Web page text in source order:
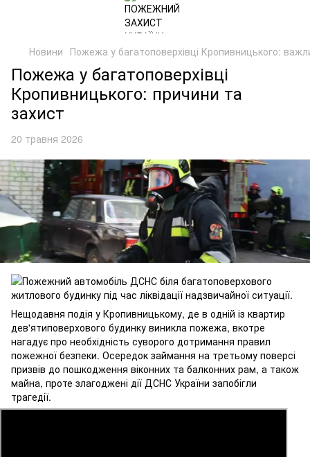
Новини Пожежа у багатоповерхівці Кропивницького:
Пожежа у багатоповерхівці
Кропивницького: причини та
захист
20 травня 2026
Нещодавня подія у Кропивницькому, де в одній із квартир
дев'ятиповерхового будинку виникла пожежа, вкотре
нагадує про необхідність суворого дотримання правил
пожежної безпеки. Осередок займання на третьому поверсі
призвів до пошкодження віконних та балконних рам, а також
майна, проте злагоджені дії ДСНС України запобігли
трагедії.